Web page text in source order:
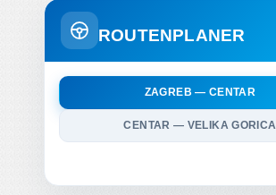
ROUTENPLANER
ZAGREB — CENTAR
CENTAR — VELIKA GORICA